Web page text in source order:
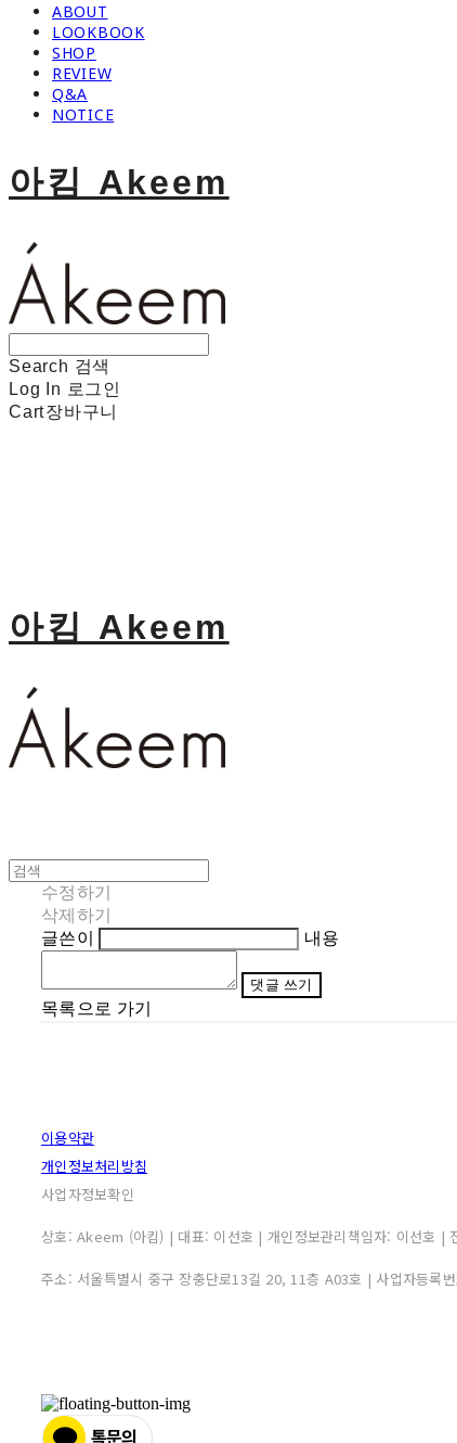
ABOUT
LOOKBOOK
SHOP
REVIEW
Q&A
NOTICE
아킴 Akeem
Search 검색
Log In 로그인
Cart장바구니
아킴 Akeem
수정하기
삭제하기
글쓴이
내용
댓글 쓰기
목록으로 가기
이용약관
개인정보처리방침
사업자정보확인
상호: Akeem (아킴) | 대표: 이선호 | 개인정보관리책임자: 이선
주소: 서울특별시 중구 장충단로13길 20, 11층 A03호 | 사업자등록